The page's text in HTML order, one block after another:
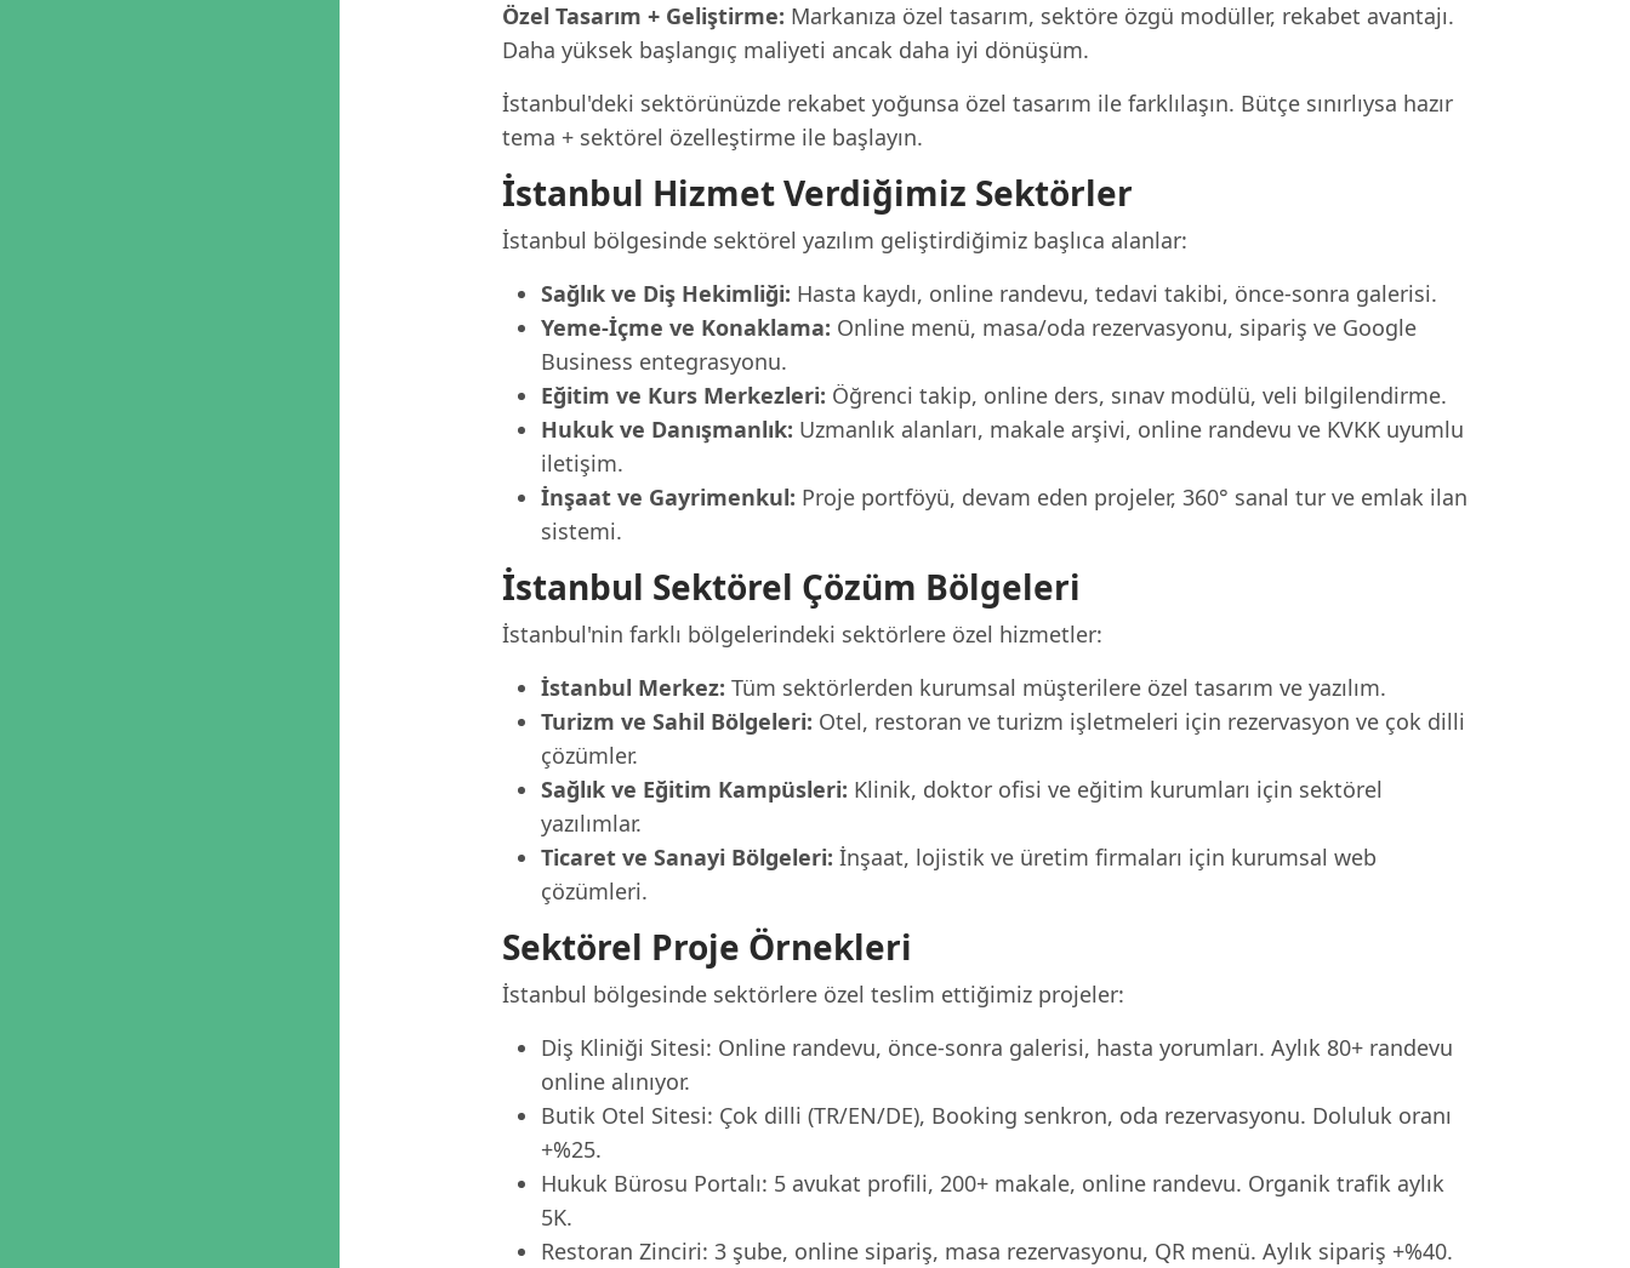
Özel Tasarım + Geliştirme: Markanıza özel tasarım, sektöre özgü modüller, rekabet avantajı.
Daha yüksek başlangıç maliyeti ancak daha iyi dönüşüm.
İstanbul'deki sektörünüzde rekabet yoğunsa özel tasarım ile farklılaşın. Bütçe sınırlıysa hazır
tema + sektörel özelleştirme ile başlayın.
İstanbul Hizmet Verdiğimiz Sektörler
İstanbul bölgesinde sektörel yazılım geliştirdiğimiz başlıca alanlar:
Sağlık ve Diş Hekimliği: Hasta kaydı, online randevu, tedavi takibi, önce-sonra galerisi.
Yeme-İçme ve Konaklama: Online menü, masa/oda rezervasyonu, sipariş ve Google
Business entegrasyonu.
Eğitim ve Kurs Merkezleri: Öğrenci takip, online ders, sınav modülü, veli bilgilendirme.
Hukuk ve Danışmanlık: Uzmanlık alanları, makale arşivi, online randevu ve KVKK uyumlu
iletişim.
İnşaat ve Gayrimenkul: Proje portföyü, devam eden projeler, 360° sanal tur ve emlak ilan
sistemi.
İstanbul Sektörel Çözüm Bölgeleri
İstanbul'nin farklı bölgelerindeki sektörlere özel hizmetler:
İstanbul Merkez: Tüm sektörlerden kurumsal müşterilere özel tasarım ve yazılım.
Turizm ve Sahil Bölgeleri: Otel, restoran ve turizm işletmeleri için rezervasyon ve çok dilli
çözümler.
Sağlık ve Eğitim Kampüsleri: Klinik, doktor ofisi ve eğitim kurumları için sektörel
yazılımlar.
Ticaret ve Sanayi Bölgeleri: İnşaat, lojistik ve üretim firmaları için kurumsal web
çözümleri.
Sektörel Proje Örnekleri
İstanbul bölgesinde sektörlere özel teslim ettiğimiz projeler:
Diş Kliniği Sitesi: Online randevu, önce-sonra galerisi, hasta yorumları. Aylık 80+ randevu
online alınıyor.
Butik Otel Sitesi: Çok dilli (TR/EN/DE), Booking senkron, oda rezervasyonu. Doluluk oranı
+%25.
Hukuk Bürosu Portalı: 5 avukat profili, 200+ makale, online randevu. Organik trafik aylık
5K.
Restoran Zinciri: 3 şube, online sipariş, masa rezervasyonu, QR menü. Aylık sipariş +%40.